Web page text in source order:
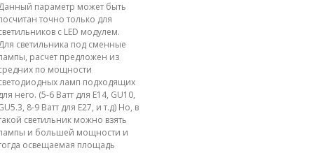
параметр может быть
точно только для
с LED модулем.
светильника под сменные
расчет предложен из
по мощности
ламп подходящих
него. (5-6 Ватт для E14, GU10,
8-9 Ватт для E27, и т.д) Но, в
светильник можно взять
и большей мощности и
освещаемая площадь